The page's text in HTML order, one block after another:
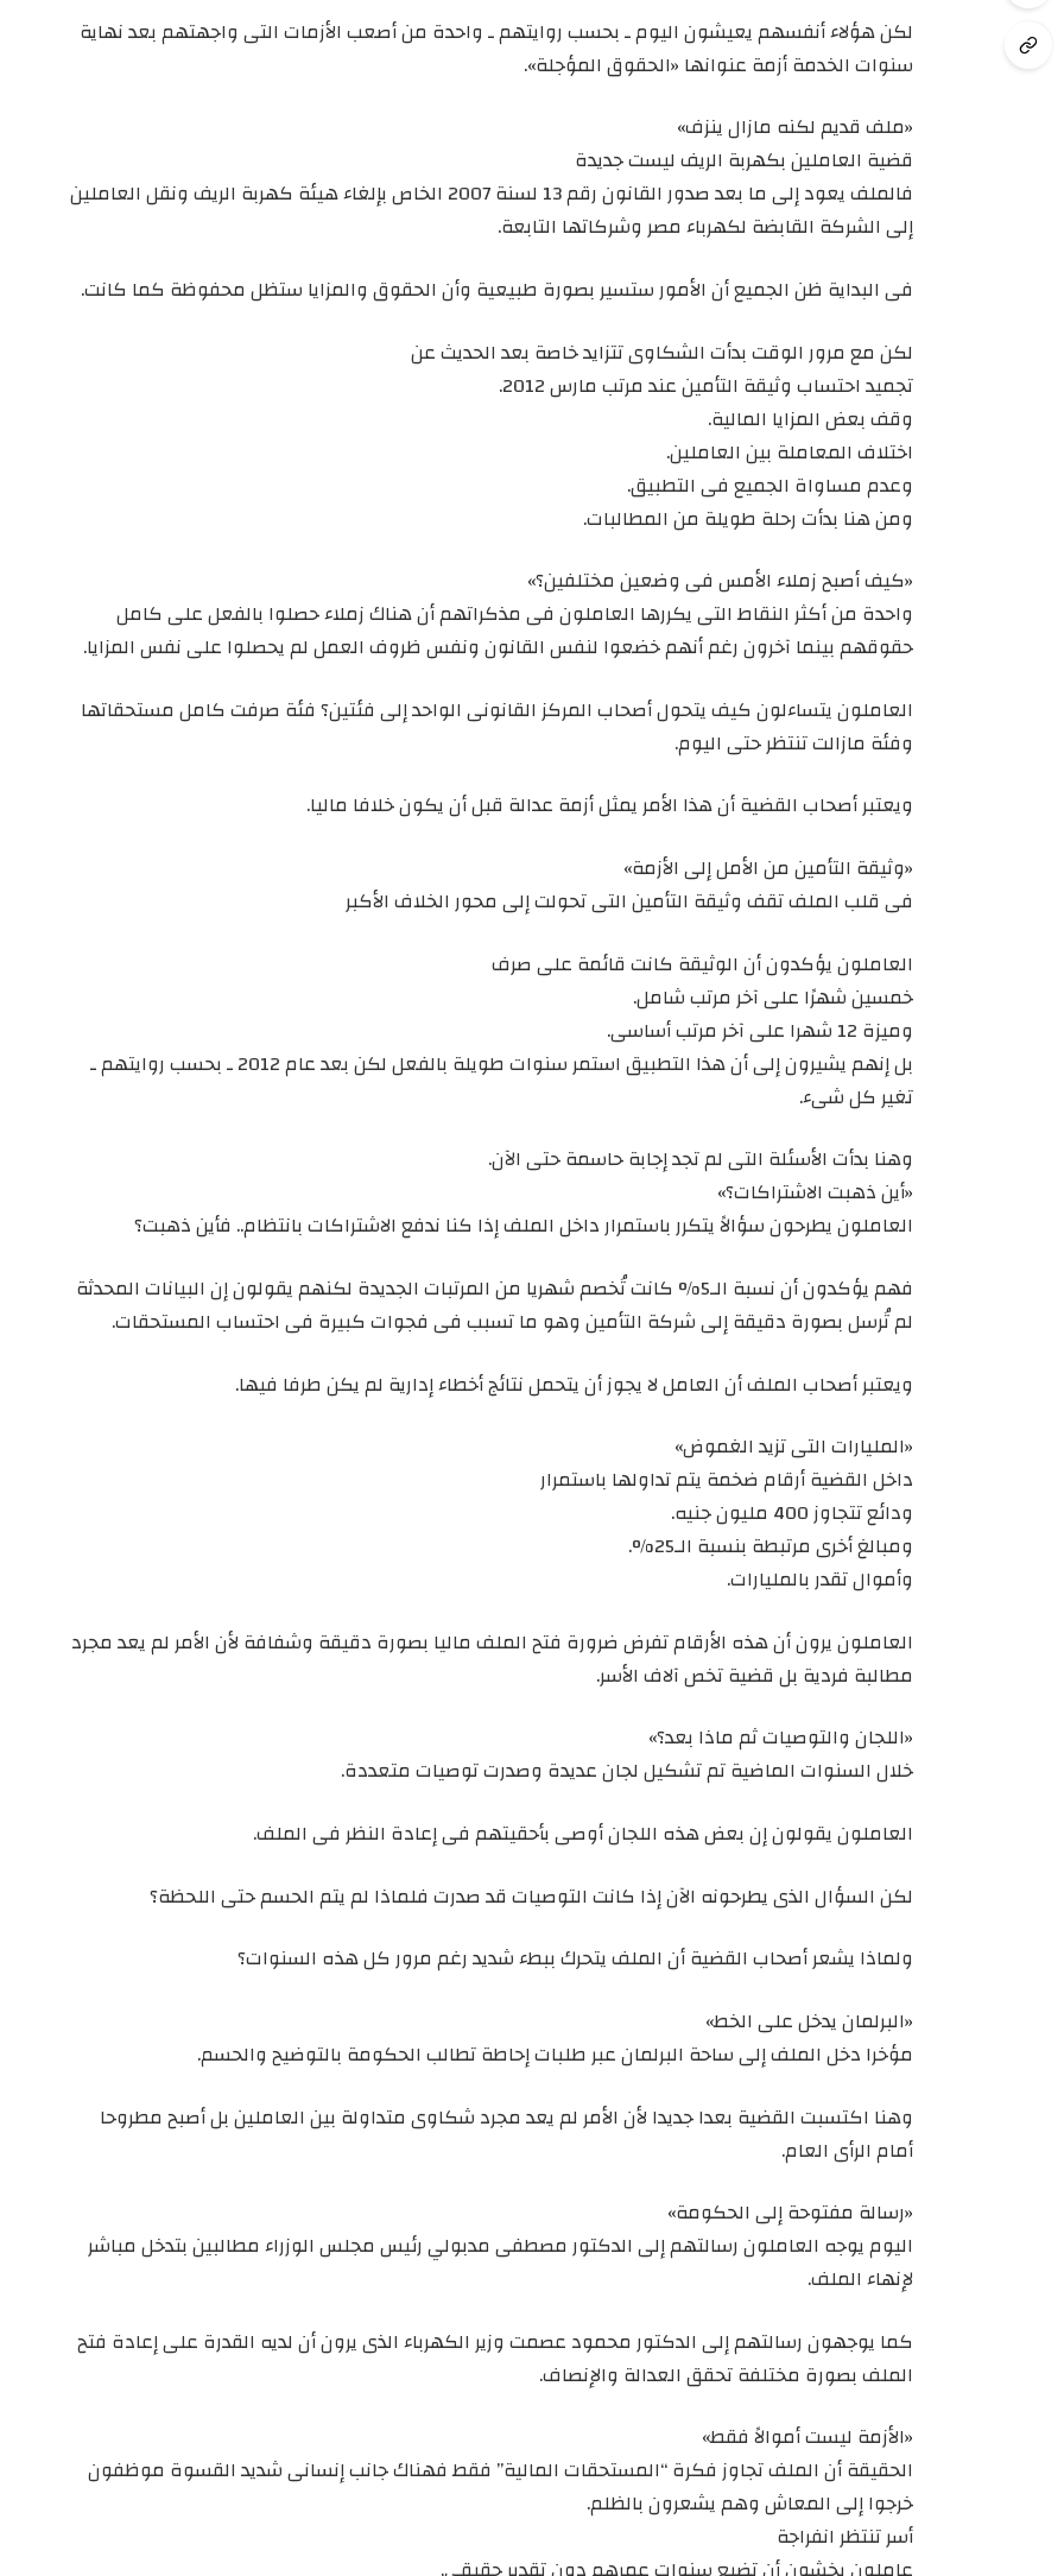
لكن هؤلاء أنفسهم يعيشون اليوم ـ بحسب روايتهم ـ واحدة من أصعب الأزمات التى واجهتهم بعد نهاية
سنوات الخدمة أزمة عنوانها «الحقوق المؤجلة».
«ملف قديم لكنه مازال ينزف»
قضية العاملين بكهربة الريف ليست جديدة
فالملف يعود إلى ما بعد صدور القانون رقم 13 لسنة 2007 الخاص بإلغاء هيئة كهربة الريف ونقل العاملين
إلى الشركة القابضة لكهرباء مصر وشركاتها التابعة.
فى البداية ظن الجميع أن الأمور ستسير بصورة طبيعية وأن الحقوق والمزايا ستظل محفوظة كما كانت.
لكن مع مرور الوقت بدأت الشكاوى تتزايد خاصة بعد الحديث عن
تجميد احتساب وثيقة التأمين عند مرتب مارس 2012.
وقف بعض المزايا المالية.
اختلاف المعاملة بين العاملين.
وعدم مساواة الجميع فى التطبيق.
ومن هنا بدأت رحلة طويلة من المطالبات.
«كيف أصبح زملاء الأمس فى وضعين مختلفين؟»
واحدة من أكثر النقاط التى يكررها العاملون فى مذكراتهم أن هناك زملاء حصلوا بالفعل على كامل
حقوقهم بينما آخرون رغم أنهم خضعوا لنفس القانون ونفس ظروف العمل لم يحصلوا على نفس المزايا.
العاملون يتساءلون كيف يتحول أصحاب المركز القانونى الواحد إلى فئتين؟ فئة صرفت كامل مستحقاتها
وفئة مازالت تنتظر حتى اليوم.
ويعتبر أصحاب القضية أن هذا الأمر يمثل أزمة عدالة قبل أن يكون خلافا ماليا.
«وثيقة التأمين من الأمل إلى الأزمة»
فى قلب الملف تقف وثيقة التأمين التى تحولت إلى محور الخلاف الأكبر
العاملون يؤكدون أن الوثيقة كانت قائمة على صرف
خمسين شهرًا على آخر مرتب شامل.
وميزة 12 شهرا على آخر مرتب أساسى.
بل إنهم يشيرون إلى أن هذا التطبيق استمر سنوات طويلة بالفعل لكن بعد عام 2012 ـ بحسب روايتهم ـ
تغير كل شىء.
وهنا بدأت الأسئلة التى لم تجد إجابة حاسمة حتى الآن.
«أين ذهبت الاشتراكات؟»
العاملون يطرحون سؤالاً يتكرر باستمرار داخل الملف إذا كنا ندفع الاشتراكات بانتظام.. فأين ذهبت؟
فهم يؤكدون أن نسبة الـ5% كانت تُخصم شهريا من المرتبات الجديدة لكنهم يقولون إن البيانات المحدثة
لم تُرسل بصورة دقيقة إلى شركة التأمين وهو ما تسبب فى فجوات كبيرة فى احتساب المستحقات.
ويعتبر أصحاب الملف أن العامل لا يجوز أن يتحمل نتائج أخطاء إدارية لم يكن طرفا فيها.
«المليارات التى تزيد الغموض»
داخل القضية أرقام ضخمة يتم تداولها باستمرار
ودائع تتجاوز 400 مليون جنيه.
ومبالغ أخرى مرتبطة بنسبة الـ25%.
وأموال تقدر بالمليارات.
العاملون يرون أن هذه الأرقام تفرض ضرورة فتح الملف ماليا بصورة دقيقة وشفافة لأن الأمر لم يعد مجرد
مطالبة فردية بل قضية تخص آلاف الأسر.
«اللجان والتوصيات ثم ماذا بعد؟»
خلال السنوات الماضية تم تشكيل لجان عديدة وصدرت توصيات متعددة.
العاملون يقولون إن بعض هذه اللجان أوصى بأحقيتهم فى إعادة النظر فى الملف.
لكن السؤال الذى يطرحونه الآن إذا كانت التوصيات قد صدرت فلماذا لم يتم الحسم حتى اللحظة؟
ولماذا يشعر أصحاب القضية أن الملف يتحرك ببطء شديد رغم مرور كل هذه السنوات؟
«البرلمان يدخل على الخط»
مؤخرا دخل الملف إلى ساحة البرلمان عبر طلبات إحاطة تطالب الحكومة بالتوضيح والحسم.
وهنا اكتسبت القضية بعدا جديدا لأن الأمر لم يعد مجرد شكاوى متداولة بين العاملين بل أصبح مطروحا
أمام الرأى العام.
«رسالة مفتوحة إلى الحكومة»
اليوم يوجه العاملون رسالتهم إلى الدكتور مصطفى مدبولي رئيس مجلس الوزراء مطالبين بتدخل مباشر
لإنهاء الملف.
كما يوجهون رسالتهم إلى الدكتور محمود عصمت وزير الكهرباء الذى يرون أن لديه القدرة على إعادة فتح
الملف بصورة مختلفة تحقق العدالة والإنصاف.
«الأزمة ليست أموالاً فقط»
الحقيقة أن الملف تجاوز فكرة “المستحقات المالية” فقط فهناك جانب إنسانى شديد القسوة موظفون
خرجوا إلى المعاش وهم يشعرون بالظلم.
أسر تنتظر انفراجة